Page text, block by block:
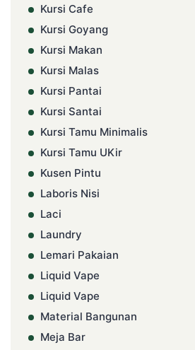
Kursi Cafe
Kursi Goyang
Kursi Makan
Kursi Malas
Kursi Pantai
Kursi Santai
Kursi Tamu Minimalis
Kursi Tamu UKir
Kusen Pintu
Laboris Nisi
Laci
Laundry
Lemari Pakaian
Liquid Vape
Liquid Vape
Material Bangunan
Meja Bar